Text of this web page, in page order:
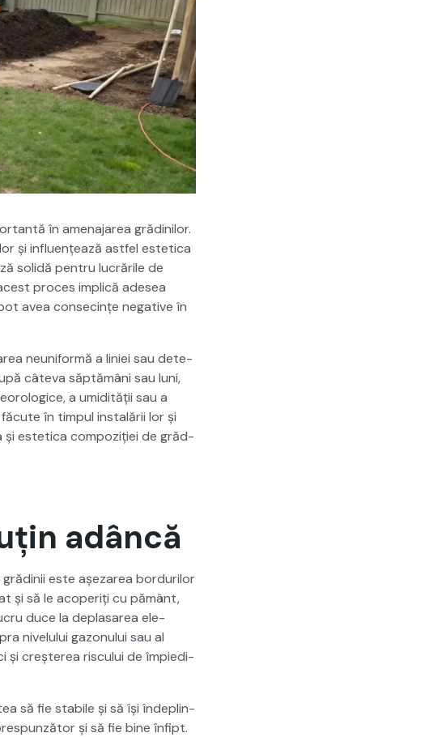
în ame­na­jarea gră­dinilor.
și influ­ențează ast­fel estet­i­ca
solidă pen­tru lucrările de
pro­ces implică ade­sea
avea con­secințe neg­a­tive în
neu­ni­for­mă a lin­iei sau dete­
câte­va săp­tămâni sau luni,
a umid­ității sau a
în tim­pul instalării lor și
și estet­i­ca com­poz­iției de grăd­
adâncă
este așezarea bor­durilor
și să le acoper­iți cu pământ,
duce la deplasarea ele­
nivelu­lui gazonu­lui sau al
și creșterea riscu­lui de împiedi­
să fie sta­bile și să își îndeplin­
și să fie bine înfipt.